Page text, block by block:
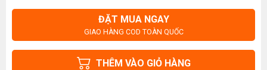
ĐẶT MUA NGAY
GIAO HÀNG COD TOÀN QUỐC
THÊM VÀO GIỎ HÀNG